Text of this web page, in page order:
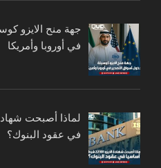
جهة منح الايزو
في أوروبا وأمريكا
في عقود البنوك؟